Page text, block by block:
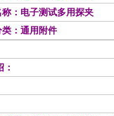
称：电子测试多用探夹
类：通用附件